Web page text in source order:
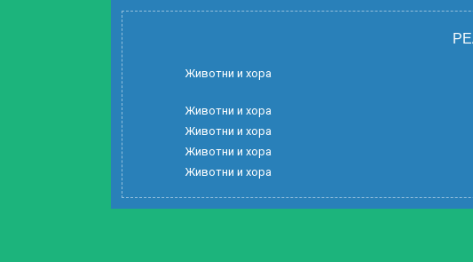
Животни и хора
Животни и хора
Животни и хора
Животни и хора
Животни и хора